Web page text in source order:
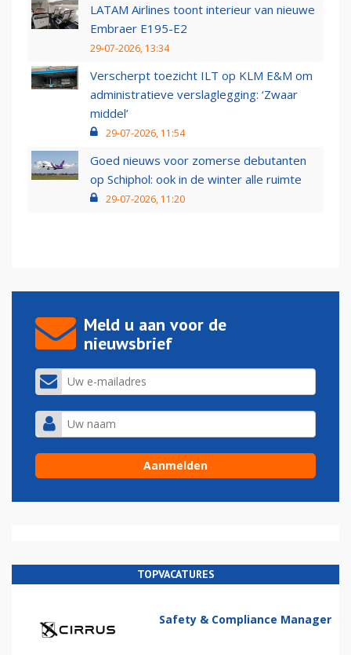
LATAM Airlines toont interieur van nieuwe
Embraer E195-E2
29-07-2026, 13:34
Verscherpt toezicht ILT op KLM E&M om
administratieve verslaglegging: ‘Zwaar
middel’
29-07-2026, 11:54
Goed nieuws voor zomerse debutanten
op Schiphol: ook in de winter alle ruimte
29-07-2026, 11:20
Meld u aan voor de
nieuwsbrief
TOPVACATURES
Safety & Compliance Manager